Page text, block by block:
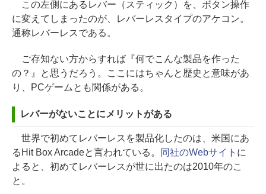
この左側にあるレバー（スティック）を、ボタン操作
に変えてしまったのが、レバーレスタイプのアケコン。
通称レバーレスである。
ご存知ない方からすれば『何でこんな製品を作った
の？』と思うだろう。ここにはちゃんと歴史と意味があ
り、PCゲームとも関係がある。
レバーがないことにメリットがある
世界で初めてレバーレスを製品化したのは、米国にあ
るHit Box Arcadeと言われている。
同社のWebサイト に
よると、初めてレバーレスが世に出たのは2010年のこ
と。